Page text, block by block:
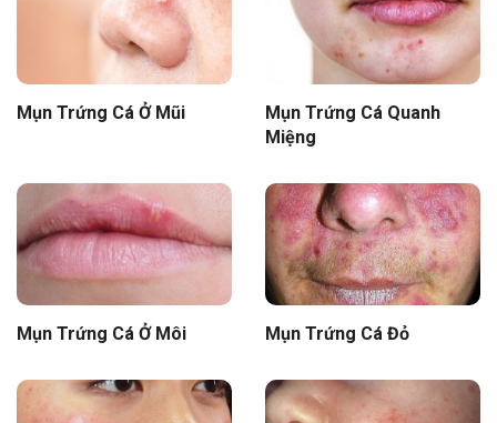
Mụn Trứng Cá Ở Mũi
Mụn Trứng Cá Quanh
Miệng
Mụn Trứng Cá Ở Môi Mụn Trứng Cá Đỏ